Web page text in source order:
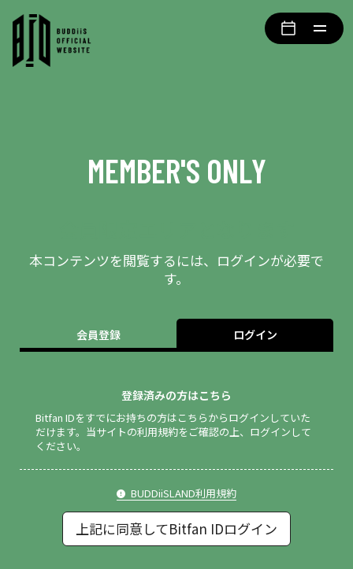
MEMBER'S ONLY
本コンテンツを閲覧するには、ログインが必要で
す。
会員登録 ログイン
登録済みの方はこちら
Bitfan IDをすでにお持ちの方はこちらからログインしていた
だけます。 当サイトの利用規約をご確認の上、ログインして
ください。
BUDDiiSLAND利用規約
上記に同意してBitfan IDログイン